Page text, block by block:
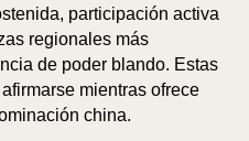
participación activa
regionales más
de poder blando. Estas
mientras ofrece
china.